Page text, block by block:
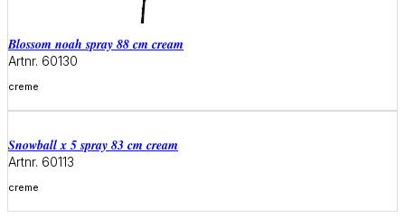
blossom noah spray 88 cm cream
Artnr. 60130
creme
snowball x 5 spray 83 cm cream
Artnr. 60113
creme